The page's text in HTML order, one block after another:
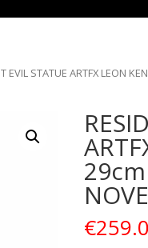
EVIL STATUE ARTFX LEON
29cm
€